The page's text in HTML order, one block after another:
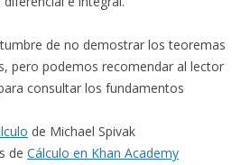
de no demostrar los teoremas
pero podemos recomendar al lector
consultar los fundamentos
de Michael Spivak
de Cálculo en Khan Academy